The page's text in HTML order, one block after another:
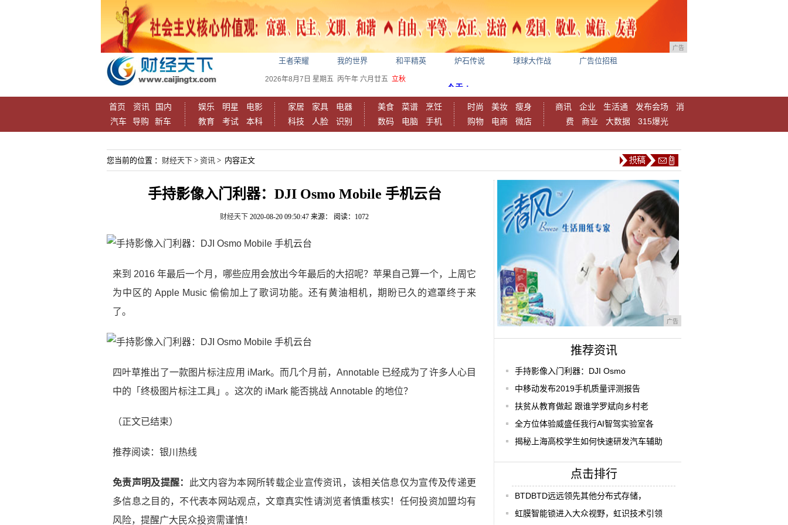
广告
王者荣耀 我的世界 和平精英 炉石传说 球球大作战 广告位招租
2026年8月7日 星期五 丙午年 六月廿五 立秋
首页 资讯
国内
汽车
导购 新车
娱乐 明星
电影
教育
考试 本科
家居 家具
电器
科技
人脸 识别
美食 菜谱
烹饪
数码
电脑 手机
时尚 美妆
瘦身
购物
电商 微店
商讯 企业 生活通 发布会场
消
费
商业 大数据 315爆光
您当前的位置 ： 财经天下 > 资讯 > 内容正文
手持影像入门利器：DJI Osmo Mobile 手机云台
财经天下 2020-08-20 09:50:47 来源： 阅读：1072
来到 2016 年最后一个月，哪些应用会放出今年最后的大招呢？苹果自己算一个，上周它
为中区的 Apple Music 偷偷加上了歌词功能。还有黄油相机，期盼已久的遮罩终于来
了。
四叶草推出了一款图片标注应用 iMark。而几个月前，Annotable 已经成为了许多人心目
中的「终极图片标注工具」。这次的 iMark 能否挑战 Annotable 的地位？
（正文已结束）
推荐阅读： 银川热线
免责声明及提醒：
此文内容为本网所转载企业宣传资讯，该相关信息仅为宣传及传递更
多信息之目的，不代表本网站观点，文章真实性请浏览者慎重核实！任何投资加盟均有
风险，提醒广大民众投资需谨慎！
广告
推荐资讯
手持影像入门利器：DJI Osmo
中移动发布2019手机质量评测报告
扶贫从教育做起 跟谁学罗斌向乡村老
全方位体验威盛任我行AI智驾实验室各
揭秘上海高校学生如何快速研发汽车辅助
点击排行
BTDBTD远远领先其他分布式存储，
虹膜智能锁进入大众视野，虹识技术引领